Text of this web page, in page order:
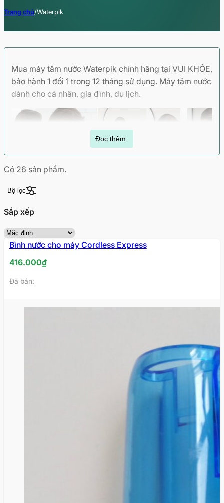
Trang chủ/Waterpik
Mua máy tăm nước Waterpik chính hãng tại VUI KHỎE,
bảo hành 1 đổi 1 trong 12 tháng sử dụng. Máy tăm nước
dành cho cá nhân, gia đình, du lịch.
Đọc thêm
Có 26 sản phẩm.
Bộ lọc
Sắp xếp
Bình nước cho máy Cordless Express
416.000₫
Đã bán: